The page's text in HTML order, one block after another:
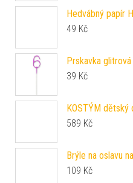
Hedvábný papír
49 Kč
Prskavka
39 Kč
KOSTÝM dětský
589 Kč
Brýle na oslavu
109 Kč